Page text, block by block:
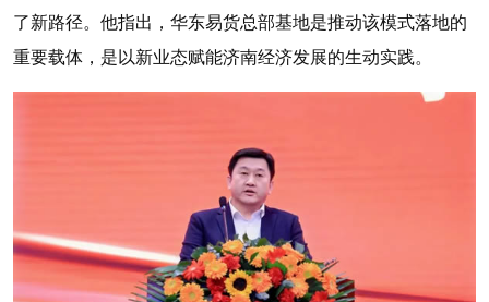
了新路径。他指出，华东易货总部基地是推动该模式落地的
重要载体，是以新业态赋能济南经济发展的生动实践。